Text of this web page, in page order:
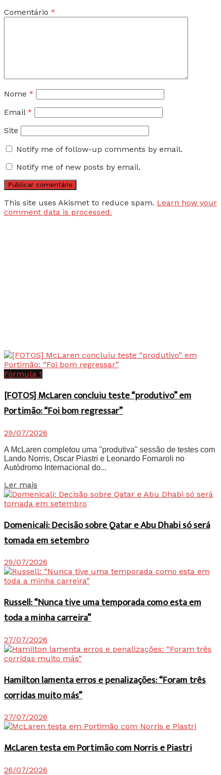
Comentário *
Nome *
Email *
Site
Notify me of follow-up comments by email.
Notify me of new posts by email.
This site uses Akismet to reduce spam. Learn how your
comment data is processed.
Fórmula 1
[FOTOS] McLaren concluiu teste “produtivo” em
Portimão: “Foi bom regressar”
29/07/2026
A McLaren completou uma "produtiva" sessão de testes com
Lando Norris, Oscar Piastri e Leonardo Fornaroli no
Autódromo Internacional do...
Ler mais
Domenicali: Decisão sobre Qatar e Abu Dhabi só será
tomada em setembro
29/07/2026
Russell: “Nunca tive uma temporada como esta em
toda a minha carreira”
27/07/2026
Hamilton lamenta erros e penalizações: “Foram três
corridas muito más”
27/07/2026
McLaren testa em Portimão com Norris e Piastri
26/07/2026